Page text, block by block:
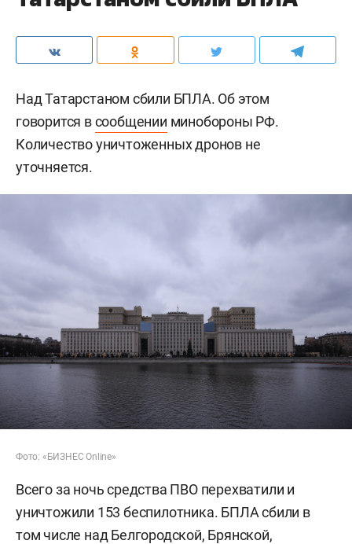
Над Татарстаном сбили БПЛА. Об этом
говорится всообщении минобороны РФ.
Количество уничтоженных дронов не
уточняется.
Фото: «БИЗНЕС Online»
Всего за ночь средства ПВО перехватили и
уничтожили 153 беспилотника. БПЛА сбили в
том числе над Белгородской, Брянской,